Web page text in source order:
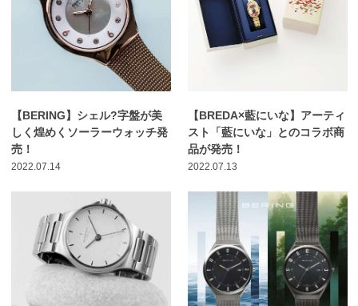
【BERING】シェル?字盤が美
しく煌めくソーラーウォッチ発
売！
2022.07.14
【BREDA×藍にいな】アーティ
スト「藍にいな」とのコラボ商
品が発売！
2022.07.13